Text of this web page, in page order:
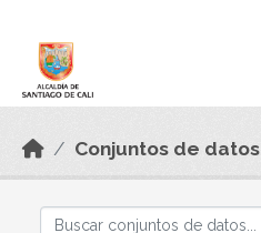
Conjuntos de datos